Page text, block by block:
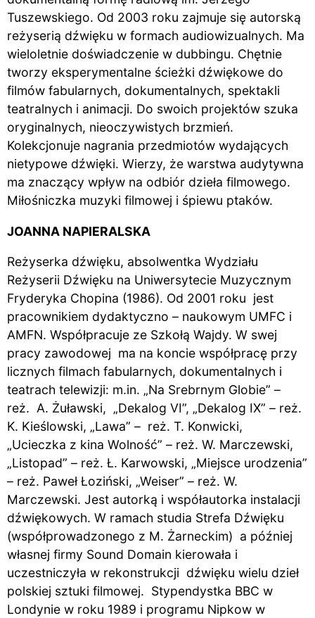
Tuszewskiego. Od 2003 roku zajmuje się autorską
reżyserią dźwięku w formach audiowizualnych. Ma
wieloletnie doświadczenie w dubbingu. Chętnie
tworzy eksperymentalne ścieżki dźwiękowe do
filmów fabularnych, dokumentalnych, spektakli
teatralnych i animacji. Do swoich projektów szuka
oryginalnych, nieoczywistych brzmień.
Kolekcjonuje nagrania przedmiotów wydających
nietypowe dźwięki. Wierzy, że warstwa audytywna
ma znaczący wpływ na odbiór dzieła filmowego.
Miłośniczka muzyki filmowej i śpiewu ptaków.
JOANNA NAPIERALSKA
Reżyserka dźwięku, absolwentka Wydziału
Reżyserii Dźwięku na Uniwersytecie Muzycznym
Fryderyka Chopina (1986). Od 2001 roku jest
pracownikiem dydaktyczno – naukowym UMFC i
AMFN. Współpracuje ze Szkołą Wajdy. W swej
pracy zawodowej ma na koncie współpracę przy
licznych filmach fabularnych, dokumentalnych i
teatrach telewizji: m.in. „Na Srebrnym Globie” –
reż. A. Żuławski, „Dekalog VI”, „Dekalog IX” – reż.
K. Kieślowski, „Lawa” – reż. T. Konwicki,
„Ucieczka z kina Wolność” – reż. W. Marczewski,
„Listopad” – reż. Ł. Karwowski, „Miejsce urodzenia”
– reż. Paweł Łoziński, „Weiser” – reż. W.
Marczewski. Jest autorką i współautorka instalacji
dźwiękowych. W ramach studia Strefa Dźwięku
(współprowadzonego z M. Żarneckim) a później
własnej firmy Sound Domain kierowała i
uczestniczyła w rekonstrukcji dźwięku wielu dzieł
polskiej sztuki filmowej. Stypendystka BBC w
Londynie w roku 1989 i programu Nipkow w